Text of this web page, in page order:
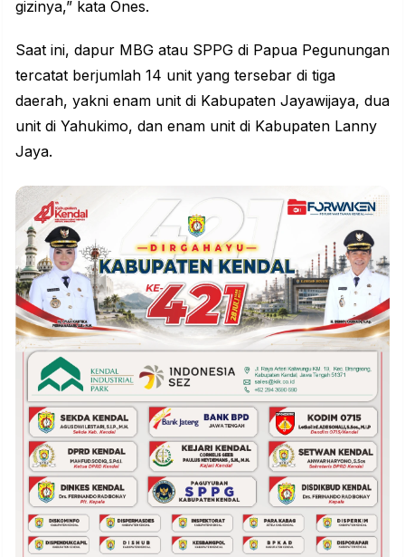
gizinya,” kata Ones.
Saat ini, dapur MBG atau SPPG di Papua Pegunungan
tercatat berjumlah 14 unit yang tersebar di tiga
daerah, yakni enam unit di Kabupaten Jayawijaya, dua
unit di Yahukimo, dan enam unit di Kabupaten Lanny
Jaya.